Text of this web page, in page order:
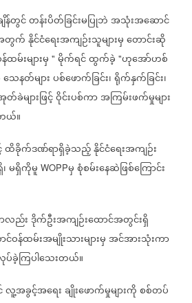
န်တွင်တန်းပိတ်ခြင်းမပြုဘဲအသုံးအဆောင်
တွက်နိုင်ငံရေးအကျဉ်းသူများမှတောင်းဆို
ထမ်းများမှ " မိုက်ရင်ထွက်ခဲ့ "ဟုအော်ဟစ်
သေနတ်များပစ်ဖောက်ခြင်း၊ရိုက်နှက်ခြင်း၊
ခဲများဖြင့်ဝိုင်းပစ်ကာအကြမ်းဖက်မှုများ
ယ်။
ထိခိုက်ဒဏ်ရာရှိခဲ့သည့်နိုင်ငံရေးအကျဉ်း
မရှိကိုမူ WOPPမှစုံစမ်းနေဆဲဖြစ်ကြောင်း
လည်းဒိုက်ဦးအကျဉ်းထောင်အတွင်းရှိ
ဝန်ထမ်းအမျိုးသားများမှအင်အားသုံးကာ
ပ်ခဲ့ကြပါသေးတယ်။
လူ့အခွင့်အရေးချိုးဖောက်မှုများကိုစစ်တပ်